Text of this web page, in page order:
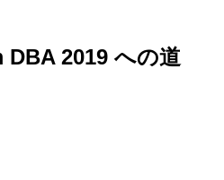
DBA 2019 への道